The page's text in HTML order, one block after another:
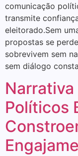
comunicação
transmite
eleitorado.Sem
propostas se
sobrevivem sem
sem diálogo
Políticos